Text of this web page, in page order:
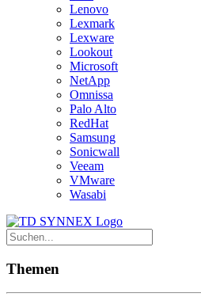
Lenovo
Lexmark
Lexware
Lookout
Microsoft
NetApp
Omnissa
Palo Alto
RedHat
Samsung
Sonicwall
Veeam
VMware
Wasabi
Themen